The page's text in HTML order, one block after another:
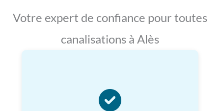
Votre expert de confiance pour toutes
canalisations à Alès